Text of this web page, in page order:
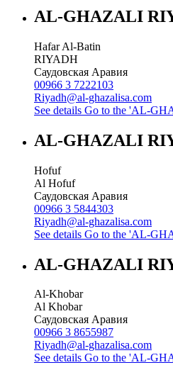
AL-GHAZALI
Hafar Al-Batin
RIYADH
Саудовская Аравия
00966 3 7222103
Riyadh@al-ghazalisa.com
See details Go to the 'AL-
AL-GHAZALI
Hofuf
Al Hofuf
Саудовская Аравия
00966 3 5844303
Riyadh@al-ghazalisa.com
See details Go to the 'AL-
AL-GHAZALI
Al-Khobar
Al Khobar
Саудовская Аравия
00966 3 8655987
Riyadh@al-ghazalisa.com
See details Go to the 'AL-